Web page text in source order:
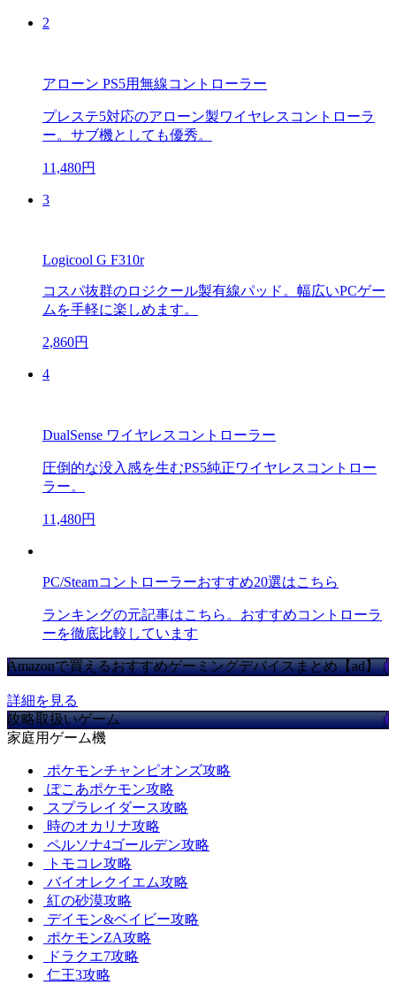
2
アローン PS5用無線コントローラー
プレステ5対応のアローン製ワイヤレスコントローラ
ー。サブ機としても優秀。
11,480円
3
Logicool G F310r
コスパ抜群のロジクール製有線パッド。幅広いPCゲー
ムを手軽に楽しめます。
2,860円
4
DualSense ワイヤレスコントローラー
圧倒的な没入感を生むPS5純正ワイヤレスコントロー
ラー。
11,480円
PC/Steamコントローラーおすすめ20選はこちら
ランキングの元記事はこちら。おすすめコントローラ
ーを徹底比較しています
Amazonで買えるおすすめゲーミングデバイスまとめ【ad】
詳細を見る
攻略取扱いゲーム
家庭用ゲーム機
ポケモンチャンピオンズ攻略
ぽこあポケモン攻略
スプラレイダース攻略
時のオカリナ攻略
ペルソナ4ゴールデン攻略
トモコレ攻略
バイオレクイエム攻略
紅の砂漠攻略
デイモン&ベイビー攻略
ポケモンZA攻略
ドラクエ7攻略
仁王3攻略